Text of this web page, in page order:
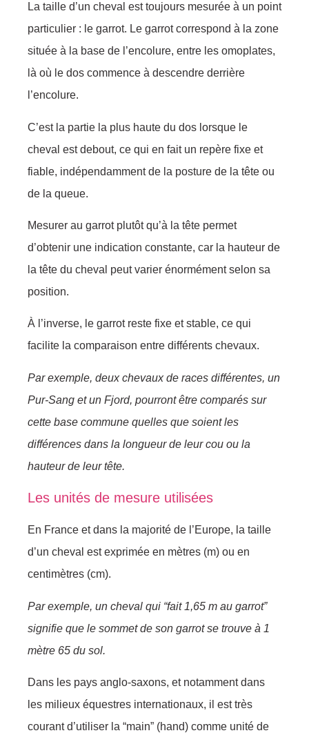
La taille d’un cheval est toujours mesurée à un point
particulier : le garrot. Le garrot correspond à la zone
située à la base de l’encolure, entre les omoplates,
là où le dos commence à descendre derrière
l’encolure.
C’est la partie la plus haute du dos lorsque le
cheval est debout, ce qui en fait un repère fixe et
fiable, indépendamment de la posture de la tête ou
de la queue.
Mesurer au garrot plutôt qu’à la tête permet
d’obtenir une indication constante, car la hauteur de
la tête du cheval peut varier énormément selon sa
position.
À l’inverse, le garrot reste fixe et stable, ce qui
facilite la comparaison entre différents chevaux.
Par exemple, deux chevaux de races différentes, un
Pur-Sang et un Fjord, pourront être comparés sur
cette base commune quelles que soient les
différences dans la longueur de leur cou ou la
hauteur de leur tête.
Les unités de mesure utilisées
En France et dans la majorité de l’Europe, la taille
d’un cheval est exprimée en mètres (m) ou en
centimètres (cm).
Par exemple, un cheval qui “fait 1,65 m au garrot”
signifie que le sommet de son garrot se trouve à 1
mètre 65 du sol.
Dans les pays anglo-saxons, et notamment dans
les milieux équestres internationaux, il est très
courant d’utiliser la “main” (hand) comme unité de